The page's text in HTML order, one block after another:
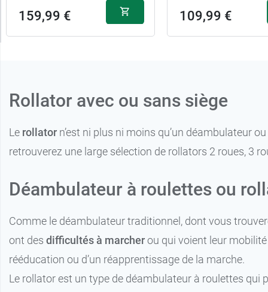
159,99 € 109,99 €
Rollator avec ou sans siège
Le rollator n’est ni plus ni moins qu’un déambulateur
retrouverez une large sélection de rollators 2 roues, 3
Déambulateur à roulettes ou
Comme le déambulateur traditionnel, dont vous
ont des difficultés à marcherou qui voient leur
rééducation ou d’un réapprentissage de la marche.
Le rollator est un type de déambulateur à roulettes qui